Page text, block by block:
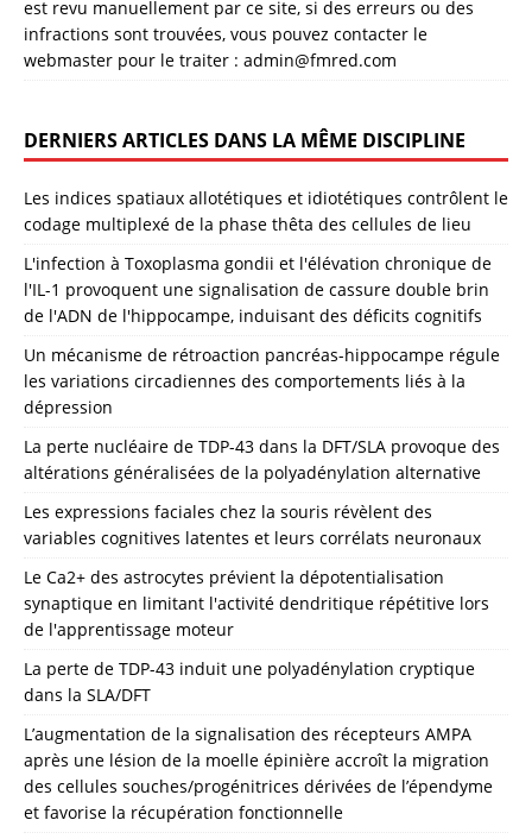
est revu manuellement par ce site, si des erreurs ou des
infractions sont trouvées, vous pouvez contacter le
webmaster pour le traiter : admin@fmred.com
DERNIERS ARTICLES DANS LA MÊME DISCIPLINE
Les indices spatiaux allotétiques et idiotétiques contrôlent le
codage multiplexé de la phase thêta des cellules de lieu
L'infection à Toxoplasma gondii et l'élévation chronique de
l'IL-1 provoquent une signalisation de cassure double brin
de l'ADN de l'hippocampe, induisant des déficits cognitifs
Un mécanisme de rétroaction pancréas-hippocampe régule
les variations circadiennes des comportements liés à la
dépression
La perte nucléaire de TDP-43 dans la DFT/SLA provoque des
altérations généralisées de la polyadénylation alternative
Les expressions faciales chez la souris révèlent des
variables cognitives latentes et leurs corrélats neuronaux
Le Ca2+ des astrocytes prévient la dépotentialisation
synaptique en limitant l'activité dendritique répétitive lors
de l'apprentissage moteur
La perte de TDP-43 induit une polyadénylation cryptique
dans la SLA/DFT
L’augmentation de la signalisation des récepteurs AMPA
après une lésion de la moelle épinière accroît la migration
des cellules souches/progénitrices dérivées de l’épendyme
et favorise la récupération fonctionnelle